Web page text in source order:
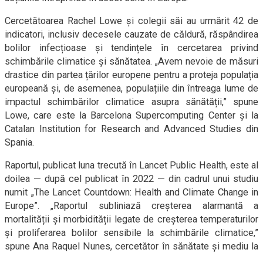
Cercetătoarea Rachel Lowe și colegii săi au urmărit 42 de
indicatori, inclusiv decesele cauzate de căldură, răspândirea
bolilor infecțioase și tendințele în cercetarea privind
schimbările climatice și sănătatea. „Avem nevoie de măsuri
drastice din partea țărilor europene pentru a proteja populația
europeană și, de asemenea, populațiile din întreaga lume de
impactul schimbărilor climatice asupra sănătății,” spune
Lowe, care este la Barcelona Supercomputing Center și la
Catalan Institution for Research and Advanced Studies din
Spania.
Raportul, publicat luna trecută în Lancet Public Health, este al
doilea — după cel publicat în 2022 — din cadrul unui studiu
numit „The Lancet Countdown: Health and Climate Change in
Europe”. „Raportul subliniază creșterea alarmantă a
mortalității și morbidității legate de creșterea temperaturilor
și proliferarea bolilor sensibile la schimbările climatice,”
spune Ana Raquel Nunes, cercetător în sănătate și mediu la